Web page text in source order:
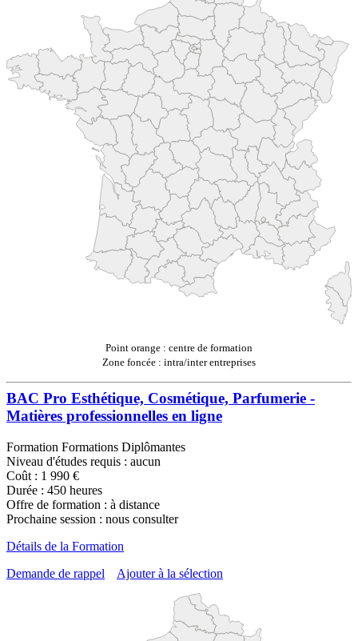
Point orange : centre de formation
Zone foncée : intra/inter entreprises
BAC Pro Esthétique, Cosmétique, Parfumerie -
Matières professionnelles en ligne
Formation Formations Diplômantes
Niveau d'études requis : aucun
Coût : 1 990 €
Durée : 450 heures
Offre de formation : à distance
Prochaine session : nous consulter
Détails de la Formation
Demande de rappel
Ajouter à la sélection